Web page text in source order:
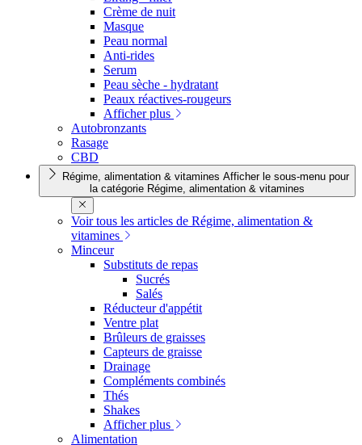
Crème de nuit
Masque
Peau normal
Anti-rides
Serum
Peau sèche - hydratant
Peaux réactives-rougeurs
Afficher plus
Autobronzants
Rasage
CBD
Régime, alimentation & vitamines Afficher le sous-menu pour
la catégorie Régime, alimentation & vitamines
Voir tous les articles de Régime, alimentation &
vitamines
Minceur
Substituts de repas
Sucrés
Salés
Réducteur d'appétit
Ventre plat
Brûleurs de graisses
Capteurs de graisse
Drainage
Compléments combinés
Thés
Shakes
Afficher plus
Alimentation